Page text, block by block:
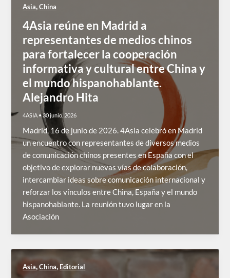
Asia,China
4Asia reúne en Madrid a
representantes de medios chinos
para fortalecer la cooperación
informativa y cultural entre China y
el mundo hispanohablante.
Alejandro Hita
4ASIA •30 junio, 2026
Madrid, 16 de junio de 2026. 4Asia celebró en Madrid
un encuentro con representantes de diversos medios
de comunicación chinos presentes en España con el
objetivo de explorar nuevas vías de colaboración,
intercambiar ideas sobre comunicación internacional y
reforzar los vínculos entre China, España y el mundo
hispanohablante. La reunión tuvo lugar en la
Asociación
Asia,China, Editorial